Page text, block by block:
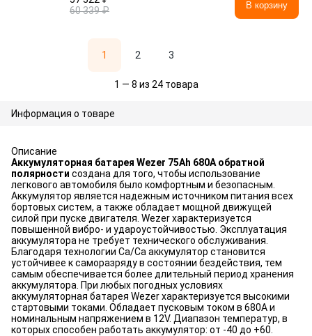
60 339 ₽
В корзину
1 2 3
1 — 8 из 24 товара
Информация о товаре
Описание
Аккумуляторная батарея Wezer 75Ah 680A обратной
полярности создана для того, чтобы использование
легкового автомобиля было комфортным и безопасным.
Аккумулятор является надежным источником питания всех
бортовых систем, а также обладает мощной движущей
силой при пуске двигателя. Wezer характеризуется
повышенной вибро- и удароустойчивостью. Эксплуатация
аккумулятора не требует технического обслуживания.
Благодаря технологии Ca/Ca аккумулятор становится
устойчивее к саморазряду в состоянии бездействия, тем
самым обеспечивается более длительный период хранения
аккумулятора. При любых погодных условиях
аккумуляторная батарея Wezer характеризуется высокими
стартовыми токами. Обладает пусковым током в 680А и
номинальным напряжением в 12V. Диапазон температур, в
которых способен работать аккумулятор: от -40 до +60.